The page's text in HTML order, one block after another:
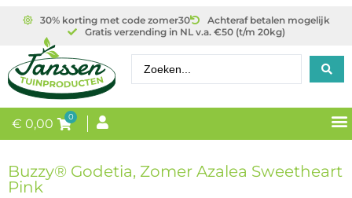
30% korting met code zomer30
Achteraf betalen mogelijk
Gratis verzending in NL v.a. €50 (t/m 20kg)
€ 0,00 0
Buzzy® Godetia, Zomer Azalea Sweetheart
Pink